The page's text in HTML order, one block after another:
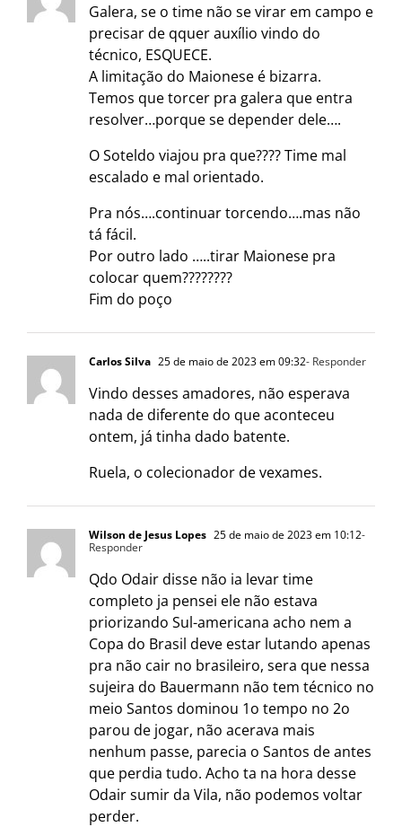
Galera, se o time não se virar em campo e
precisar de qquer auxílio vindo do
técnico, ESQUECE.
A limitação do Maionese é bizarra.
Temos que torcer pra galera que entra
resolver…porque se depender dele….
O Soteldo viajou pra que???? Time mal
escalado e mal orientado.
Pra nós….continuar torcendo….mas não
tá fácil.
Por outro lado …..tirar Maionese pra
colocar quem????????
Fim do poço
Carlos Silva 25 de maio de 2023 em 09:32- Responder
Vindo desses amadores, não esperava
nada de diferente do que aconteceu
ontem, já tinha dado batente.
Ruela, o colecionador de vexames.
Wilson de Jesus Lopes 25 de maio de 2023 em 10:12-
Responder
Qdo Odair disse não ia levar time
completo ja pensei ele não estava
priorizando Sul-americana acho nem a
Copa do Brasil deve estar lutando apenas
pra não cair no brasileiro, sera que nessa
sujeira do Bauermann não tem técnico no
meio Santos dominou 1o tempo no 2o
parou de jogar, não acerava mais
nenhum passe, parecia o Santos de antes
que perdia tudo. Acho ta na hora desse
Odair sumir da Vila, não podemos voltar
perder.